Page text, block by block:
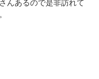
んあるので是非訪れて